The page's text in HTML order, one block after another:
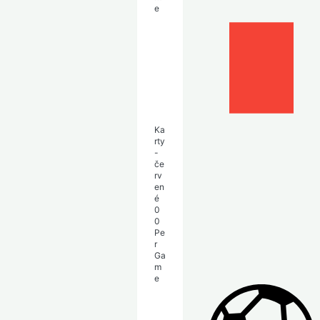
e
Ka
rty
-
če
rv
en
é
0
0
Pe
r
Ga
m
e